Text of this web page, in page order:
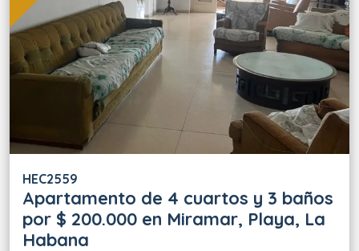
HEC2559
Apartamento de 4 cuartos y 3 baños
por $ 200.000 en Miramar, Playa, La
Habana